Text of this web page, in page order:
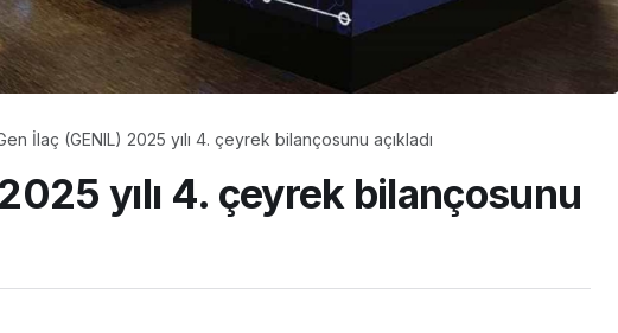
İlaç (GENIL) 2025 yılı 4. çeyrek bilançosunu açıkladı
yılı 4. çeyrek bilançosunu